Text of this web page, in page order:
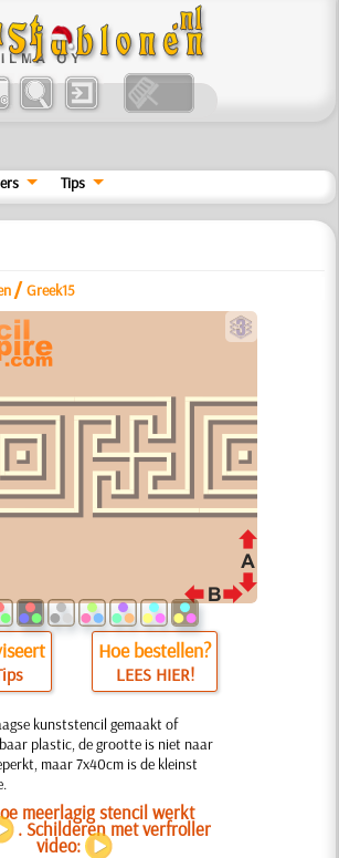
Tips
/Greek15
c
Hoe bestellen?
LEES HIER!
kunststencil gemaakt of
plastic, de grootte is niet naar
maar 7x40cm is de kleinst
meerlagig stencil werkt
. Schilderen met verfroller
video: